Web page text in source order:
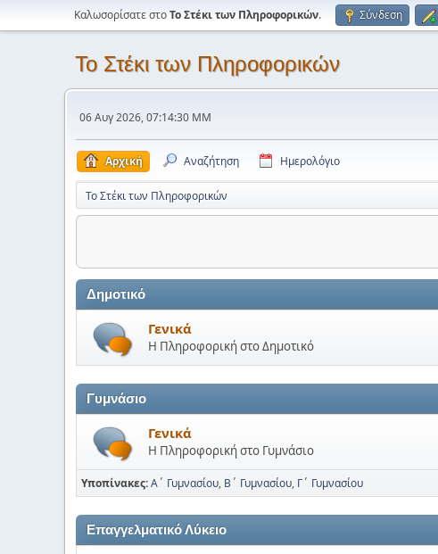
Καλωσορίσατε στοΤο Στέκι των Πληροφορικών. Σύνδεση
Το Στέκι των Πληροφορικών
06 Αυγ 2026, 07:14:30 ΜΜ
Αρχική Αναζήτηση Ημερολόγιο
Το Στέκι των Πληροφορικών
Δημοτικό
Γενικά
Η Πληροφορική στο Δημοτικό
Γυμνάσιο
Γενικά
Η Πληροφορική στο Γυμνάσιο
Υποπίνακες Α΄ Γυμνασίου Β΄ Γυμνασίου Γ΄ Γυμνασίου
Επαγγελματικό Λύκειο